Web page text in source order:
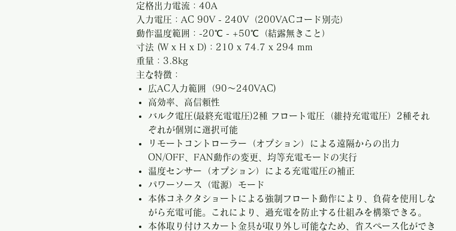
定格出力電流：40A
入力電圧：AC 90V - 240V（200VACコード別売）
動作温度範囲：-20℃ - +50℃（結露無きこと）
寸法 (W x H x D)：210 x 74.7 x 294 mm
重量：3.8kg
主な特徴：
広AC入力範囲（90～240VAC)
高効率、高信頼性
バルク電圧(最終充電電圧)2種 フロート電圧（維持充電電圧）2種それ
ぞれが個別に選択可能
リモートコントローラー（オプション）による遠隔からの出力
ON/OFF、FAN動作の変更、均等充電モードの実行
温度センサー（オプション）による充電電圧の補正
パワーソース（電源）モード
本体コネクタショートによる強制フロート動作により、負荷を使用しな
がら充電可能。これにより、過充電を防止する仕組みを構築できる。
本体取り付けスカート金具が取り外し可能なため、省スペース化ができ